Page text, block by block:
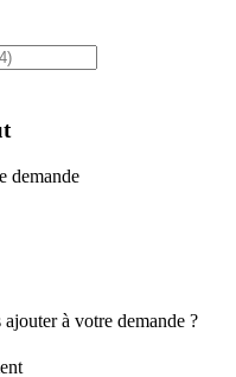
demande
à votre demande ?